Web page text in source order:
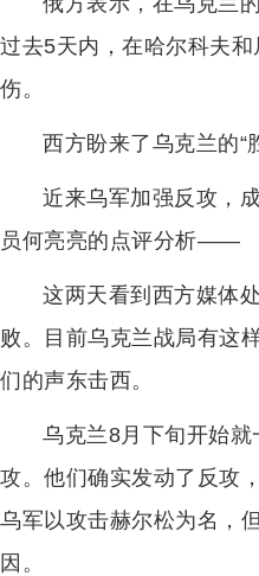
过去5天内，在哈尔科夫
伤。
西方盼来了乌克兰的“
近来乌军加强反攻，
员何亮亮的点评分析——
这两天看到西方媒体
败。目前乌克兰战局有这
们的声东击西。
乌克兰8月下旬开始
攻。他们确实发动了反攻
乌军以攻击赫尔松为名，
因。